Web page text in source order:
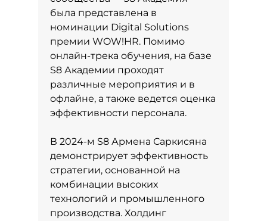
была представлена в
номинации Digital Solutions
премии WOW!HR. Помимо
онлайн-трека обучения, на базе
S8 Академии проходят
различные мероприятия и в
офлайне, а также ведется оценка
эффективности персонала.
В 2024-м S8 Армена Саркисяна
демонстрирует эффективность
стратегии, основанной на
комбинации высоких
технологий и промышленного
производства. Холдинг